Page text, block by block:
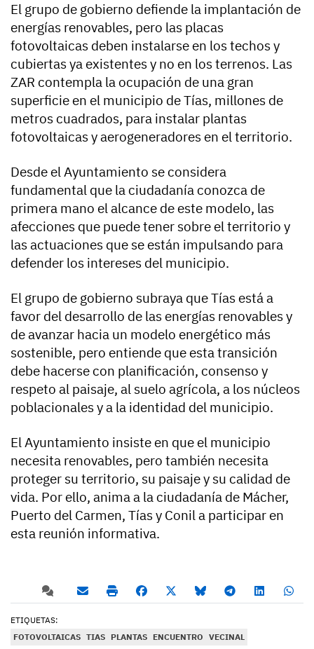
El grupo de gobierno defiende la implantación de
energías renovables, pero las placas
fotovoltaicas deben instalarse en los techos y
cubiertas ya existentes y no en los terrenos. Las
ZAR contempla la ocupación de una gran
superficie en el municipio de Tías, millones de
metros cuadrados, para instalar plantas
fotovoltaicas y aerogeneradores en el territorio.
Desde el Ayuntamiento se considera
fundamental que la ciudadanía conozca de
primera mano el alcance de este modelo, las
afecciones que puede tener sobre el territorio y
las actuaciones que se están impulsando para
defender los intereses del municipio.
El grupo de gobierno subraya que Tías está a
favor del desarrollo de las energías renovables y
de avanzar hacia un modelo energético más
sostenible, pero entiende que esta transición
debe hacerse con planificación, consenso y
respeto al paisaje, al suelo agrícola, a los núcleos
poblacionales y a la identidad del municipio.
El Ayuntamiento insiste en que el municipio
necesita renovables, pero también necesita
proteger su territorio, su paisaje y su calidad de
vida. Por ello, anima a la ciudadanía de Mácher,
Puerto del Carmen, Tías y Conil a participar en
esta reunión informativa.
ETIQUETAS:
FOTOVOLTAICAS TIAS PLANTAS ENCUENTRO VECINAL